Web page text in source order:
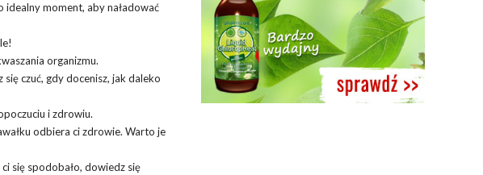
moment, aby naładować
organizmu.
się czuć, gdy docenisz, jak daleko
i zdrowiu.
odbiera ci zdrowie. Warto je
się spodobało, dowiedz się